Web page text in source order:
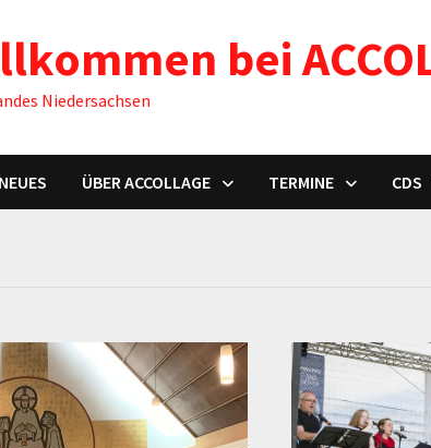
bei
Niedersachsen
ÜBER ACCOLLAGE TERMINE CDS